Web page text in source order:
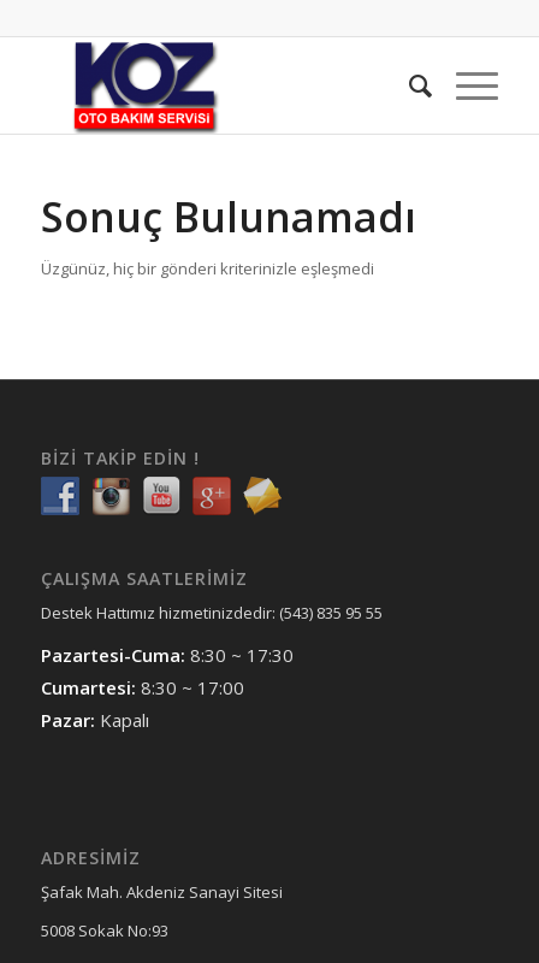
Sonuç Bulunamadı
Üzgünüz, hiç bir gönderi kriterinizle eşleşmedi
BIZI TAKIP EDIN !
ÇALIŞMA SAATLERIMIZ
Destek Hattımız hizmetinizdedir: (543) 835 95 55
Pazartesi-Cuma: 8:30 ~ 17:30
Cumartesi: 8:30 ~ 17:00
Pazar: Kapalı
ADRESİMİZ
Şafak Mah. Akdeniz Sanayi Sitesi
5008 Sokak No:93